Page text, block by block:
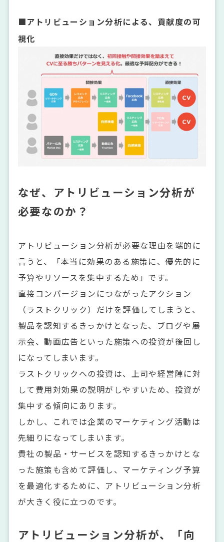
■アトリビューション分析による、貢献度の可
視化
なぜ、アトリビューション分析が
必要なのか？
アトリビューション分析が必要な理由を端的に
言うと、「本当に効果のある施策に、優先的に
予算やリソースを集中するため」です。
直接コンバージョンにつながったアクション
（ラストクリック）だけを評価してしまうと、
製品を認知するきっかけとなった、ブログや展
示会、動画広告といった施策への投資が後回し
になってしまいます。
ラストクリックへの投資は、上司や経営陣に対
して費用対効果の説明がしやすいため、投資が
集中する傾向にあります。
しかし、これでは企業のマーケティング活動は
先細りになってしまいます。
貴社の製品・サービスを認知するきっかけとな
った施策も含めて評価し、マーケティング予算
を最適化するために、アトリビューション分析
が大きく役に立つのです。
アトリビューション分析が、「向